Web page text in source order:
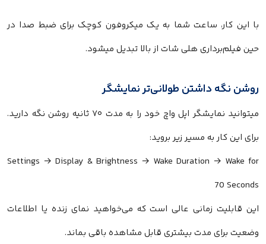
با این کار، ساعت شما به یک میکروفون کوچک برای ضبط صدا در
حین فیلم‌برداری هلی شات از بالا تبدیل میشود.
روشن نگه داشتن طولانی‌تر نمایشگر
میتوانید نمایشگر اپل واچ خود را به مدت ۷۰ ثانیه روشن نگه دارید.
برای این کار به مسیر زیر بروید:
Settings → Display & Brightness → Wake Duration → Wake for
70 Seconds
این قابلیت زمانی عالی است که می‌خواهید نمای زنده یا اطلاعات
وضعیت برای مدت بیشتری قابل مشاهده باقی بماند.